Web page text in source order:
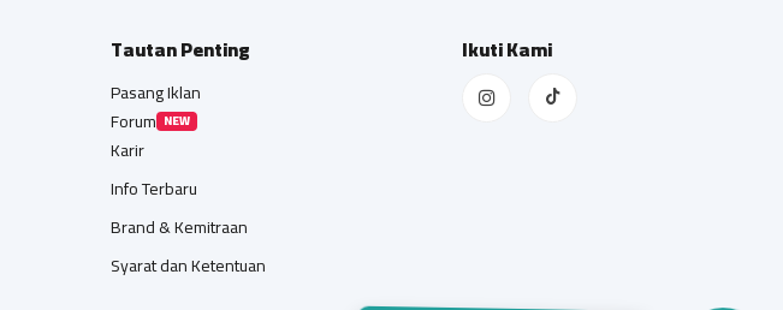
Tautan Penting
Pasang Iklan
Forum NEW
Karir
Info Terbaru
Brand & Kemitraan
Syarat dan Ketentuan
Ikuti Kami